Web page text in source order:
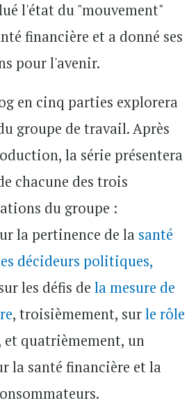
l'état du "mouvement"
financière et a donné ses
pour l'avenir.
en cinq parties explorera
groupe de travail. Après
la série présentera
chacune des trois
du groupe :
la pertinence de la santé
décideurs politiques,
les défis de la mesure de
, troisièmement, surle rôle
et quatrièmement, un
la santé financière et la